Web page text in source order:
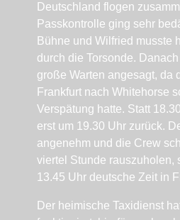
Deutschland flogen
Passkontrolle ging sehr
Bühne und Wilfried musste
durch die Torsonde.
große Warten angesagt, da
Frankfurt nach Whitehorse
Verspätung hatte. Statt
erst um 19.30 Uhr zurück.
angenehm und die Crew
viertel Stunde rauszuholen,
13.45 Uhr deutsche Zeit in
Der heimische Taxidienst